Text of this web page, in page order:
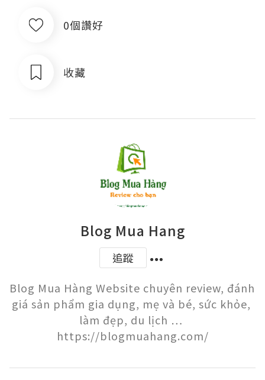
0個讚好
收藏
Blog Mua Hang
追蹤
Blog Mua Hàng Website chuyên review, đánh
giá sản phẩm gia dụng, mẹ và bé, sức khỏe,
làm đẹp, du lịch …
https://blogmuahang.com/